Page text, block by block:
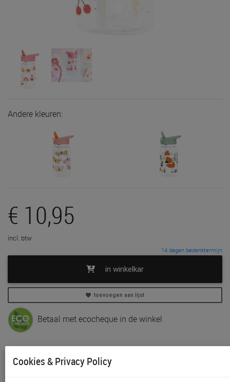
Andere kleuren:
€ 10,95
incl. btw
14 dagen bedenktermijn
in winkelkar
toevoegen aan lijst
Betaal met ecocheque in de winkel
Gratis (en direct) af te halen in onze
Cookies & Privacy Policy